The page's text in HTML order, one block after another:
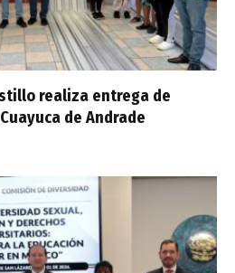
realiza entrega de
de Andrade